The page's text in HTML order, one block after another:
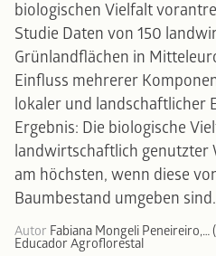
biologischen Vielfalt
Studie Daten von 150
Grünlandflächen in
Einfluss mehrerer
lokaler und landschaftlicher
Ergebnis: Die biologische
landwirtschaftlich genutzter
am höchsten, wenn diese
Baumbestand umgeben sind.
Autor Fabiana Mongeli Peneireiro,…
Educador Agroflorestal